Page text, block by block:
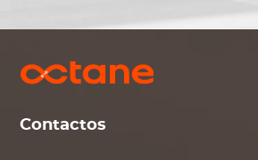
Contactos